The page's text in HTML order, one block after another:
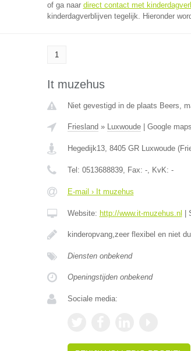
of ga naar direct contact met
kinderdagverblijven tegelijk. Hieronder
1
It muzehus
Niet gevestigd in de plaats Beers,
Friesland » Luxwoude| Google maps
Hegedijk13, 8405 GR Luxwoude(
Tel: 0513688839, Fax: -, KvK: -
E-mail › It muzehus
Website: http://www.it-muzehus.nl
kinderopvang,zeer flexibel en niet
Diensten onbekend
Openingstijden onbekend
Sociale media: